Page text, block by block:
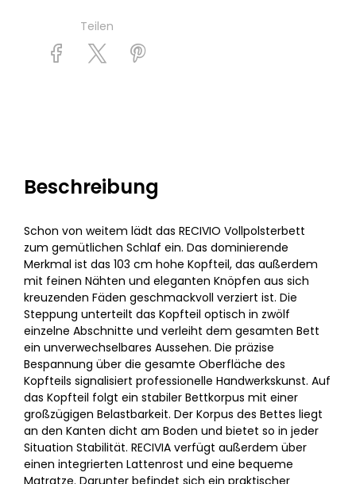
Teilen
Beschreibung
Schon von weitem lädt das RECIVIO Vollpolsterbett
zum gemütlichen Schlaf ein. Das dominierende
Merkmal ist das 103 cm hohe Kopfteil, das außerdem
mit feinen Nähten und eleganten Knöpfen aus sich
kreuzenden Fäden geschmackvoll verziert ist. Die
Steppung unterteilt das Kopfteil optisch in zwölf
einzelne Abschnitte und verleiht dem gesamten Bett
ein unverwechselbares Aussehen. Die präzise
Bespannung über die gesamte Oberfläche des
Kopfteils signalisiert professionelle Handwerkskunst. Auf
das Kopfteil folgt ein stabiler Bettkorpus mit einer
großzügigen Belastbarkeit. Der Korpus des Bettes liegt
an den Kanten dicht am Boden und bietet so in jeder
Situation Stabilität. RECIVIA verfügt außerdem über
einen integrierten Lattenrost und eine bequeme
Matratze. Darunter befindet sich ein praktischer